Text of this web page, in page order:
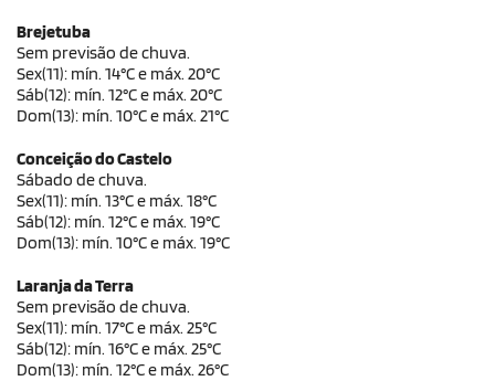
Brejetuba
Sem previsão de chuva.
Sex(11): mín. 14°C e máx. 20°C
Sáb(12): mín. 12°C e máx. 20°C
Dom(13): mín. 10°C e máx. 21°C
Conceição do Castelo
Sábado de chuva.
Sex(11): mín. 13°C e máx. 18°C
Sáb(12): mín. 12°C e máx. 19°C
Dom(13): mín. 10°C e máx. 19°C
Laranja da Terra
Sem previsão de chuva.
Sex(11): mín. 17°C e máx. 25°C
Sáb(12): mín. 16°C e máx. 25°C
Dom(13): mín. 12°C e máx. 26°C